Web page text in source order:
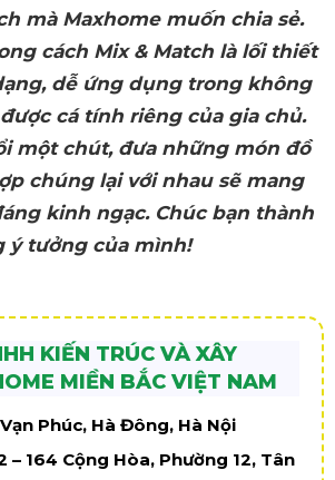
mà Maxhome muốn chia sẻ.
cách Mix & Match là lối thiết
dễ ứng dụng trong không
cá tính riêng của gia chủ.
một chút, đưa những món đồ
chúng lại với nhau sẽ mang
kinh ngạc. Chúc bạn thành
ý tưởng của mình!
KIẾN TRÚC VÀ XÂY
MIỀN BẮC VIỆT NAM
Phúc, Hà Đông, Hà Nội
– 164 Cộng Hòa, Phường 12, Tân